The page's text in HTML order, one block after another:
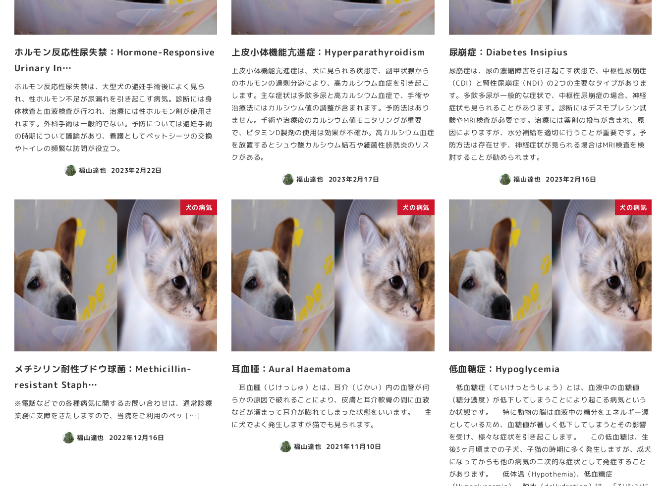
ホルモン反応性尿失禁：Hormone-Responsive
Urinary In…
ホルモン反応性尿失禁は、大型犬の避妊手術後によく見ら
れ、性ホルモン不足が尿漏れを引き起こす病気。診断には身
体検査と血液検査が行われ、治療には性ホルモン剤が使用さ
れます。外科手術は一般的でない。予防については避妊手術
の時期について議論があり、看護としてペットシーツの交換
やトイレの頻繁な訪問が役立つ。
福山達也 2023年2月22日
上皮小体機能亢進症：Hyperparathyroidism
上皮小体機能亢進症は、犬に見られる疾患で、副甲状腺から
のホルモンの過剰分泌により、高カルシウム血症を引き起こ
します。主な症状は多飲多尿と高カルシウム血症で、手術や
治療法にはカルシウム値の調整が含まれます。予防法はあり
ません。手術や治療後のカルシウム値モニタリングが重要
で、ビタミンD製剤の使用は効果が不確か。高カルシウム血症
を放置するとシュウ酸カルシウム結石や細菌性膀胱炎のリス
クがある。
福山達也 2023年2月17日
尿崩症：Diabetes Insipius
尿崩症は、尿の濃縮障害を引き起こす疾患で、中枢性尿崩症
（CDI）と腎性尿崩症（NDI）の2つの主要なタイプがありま
す。多飲多尿が一般的な症状で、中枢性尿崩症の場合、神経
症状も見られることがあります。診断にはデスモプレシン試
験やMRI検査が必要です。治療には薬剤の投与が含まれ、原
因によりますが、水分補給を適切に行うことが重要です。予
防方法は存在せず、神経症状が見られる場合はMRI検査を検
討することが勧められます。
福山達也 2023年2月16日
犬の病気
メチシリン耐性ブドウ球菌：Methicillin-
resistant Staph…
※電話などでの各種病気に関するお問い合わせは、通常診療
業務に支障をきたしますので、当院をご利用のペッ […]
福山達也 2022年12月16日
犬の病気
耳血腫：Aural Haematoma
耳血腫（じけっしゅ）とは、耳介（じかい）内の血管が何
らかの原因で破れることにより、皮膚と耳介軟骨の間に血液
などが溜まって耳介が膨れてしまった状態をいいます。 主
に犬でよく発生しますが猫でも見られます。
福山達也 2021年11月10日
犬の病気
低血糖症：Hypoglycemia
低血糖症（ていけっとうしょう）とは、血液中の血糖値
（糖分濃度）が低下してしまうことにより起こる病気という
か状態です。 特に動物の脳は血液中の糖分をエネルギー源
としているため、血糖値が著しく低下してしまうとその影響
を受け、様々な症状を引き起こします。 この低血糖は、生
後3ヶ月頃までの子犬、子猫の時期に多く発生しますが、成犬
になってからも他の病気の二次的な症状として発症すること
があります。 低体温（Hypothemia)、低血糖症